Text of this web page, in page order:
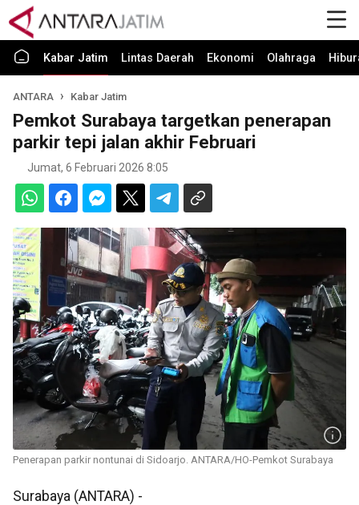
Kabar Jatim Lintas Daerah Ekonomi Olahraga
ANTARA Kabar Jatim
Pemkot Surabaya targetkan penerapan
parkir tepi jalan akhir Februari
Jumat, 6 Februari 2026 8:05
Penerapan parkir nontunai di Sidoarjo. ANTARA/HO-Pemkot Surabaya
Surabaya (ANTARA) -